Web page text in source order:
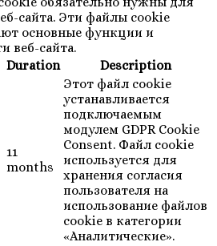
сайта. Эти файлы cookie
основные функции и
веб-сайта.
Duration Description
11
months
Этот файл cookie
устанавливается
подключаемым
модулем GDPR Cookie
Consent. Файл cookie
используется для
хранения согласия
пользователя на
использование файлов
cookie в категории
«Аналитические».